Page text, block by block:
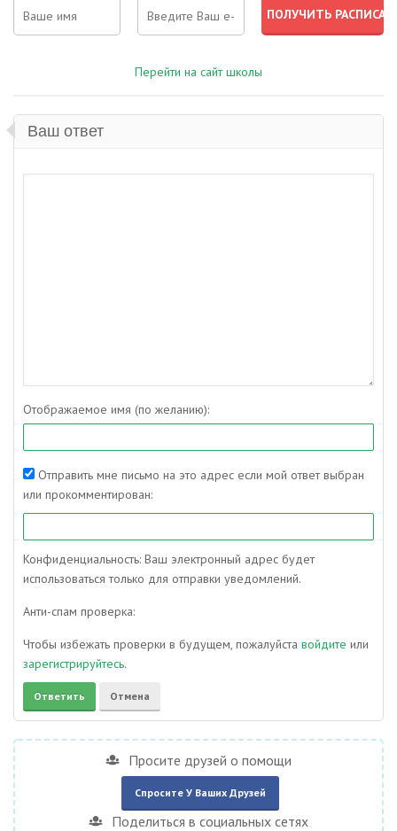
Перейти на сайт школы
Ваш ответ
Отображаемое имя (по желанию):
Отправить мне письмо на это адрес если мой ответ выбран
или прокомментирован:
Конфиденциальность: Ваш электронный адрес будет
использоваться только для отправки уведомлений.
Анти-спам проверка:
Чтобы избежать проверки в будущем, пожалуйста войдите или
зарегистрируйтесь.
Просите друзей о помощи
Спросите У Ваших Друзей
Поделиться в социальных сетях